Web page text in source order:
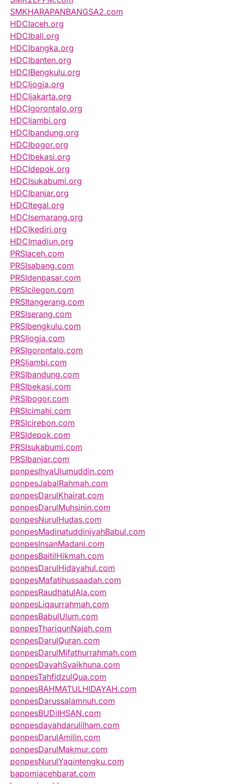
SMKHARAPANBANGSA2.com
HDCIaceh.org
HDCIbali.org
HDCIbangka.org
HDCIbanten.org
HDCIBengkulu.org
HDCIjogja.org
HDCIjakarta.org
HDCIgorontalo.org
HDCIjambi.org
HDCIbandung.org
HDCIbogor.org
HDCIbekasi.org
HDCIdepok.org
HDCIsukabumi.org
HDCIbanjar.org
HDCItegal.org
HDCIsemarang.org
HDCIkediri.org
HDCImadiun.org
PRSIaceh.com
PRSIsabang.com
PRSIdenpasar.com
PRSIcilegon.com
PRSItangerang.com
PRSIserang.com
PRSIbengkulu.com
PRSIjogja.com
PRSIgorontalo.com
PRSIjambi.com
PRSIbandung.com
PRSIbekasi.com
PRSIbogor.com
PRSIcimahi.com
PRSIcirebon.com
PRSIdepok.com
PRSIsukabumi.com
PRSIbanjar.com
ponpesIhyaUlumuddin.com
ponpesJabalRahmah.com
ponpesDarulKhairat.com
ponpesDarulMuhsinin.com
ponpesNurulHudas.com
ponpesMadinatuddiniyahBabul.com
ponpesInsanMadani.com
ponpesBaitilHikmah.com
ponpesDarulHidayahul.com
ponpesMafatihussaadah.com
ponpesRaudhatulAla.com
ponpesLiqaurrahmah.com
ponpesBabulUlum.com
ponpesThariqunNajah.com
ponpesDarulQuran.com
ponpesDarulMifathurrahmah.com
ponpesDayahSyaikhuna.com
ponpesTahfidzulQua.com
ponpesRAHMATULHIDAYAH.com
ponpesDarussalamnuh.com
ponpesBUDiIHSAN.com
ponpesdayahdarulilham.com
ponpesDarulAmilin.com
ponpesDarulMakmur.com
ponpesNurulYaqintengku.com
bapomiacehbarat.com